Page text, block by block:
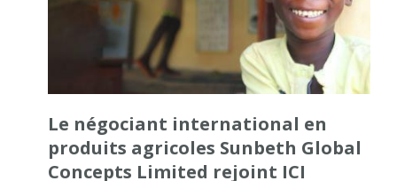
Le négociant international en
produits agricoles Sunbeth Global
Concepts Limited rejoint ICI